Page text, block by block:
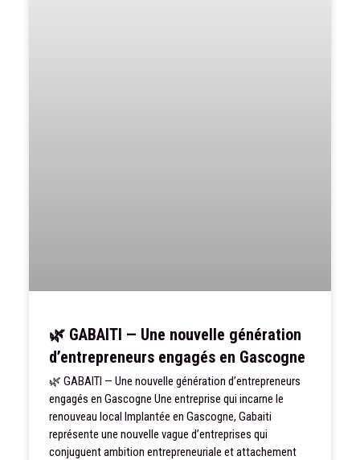
🌿 GABAITI — Une nouvelle génération
d’entrepreneurs engagés en Gascogne
🌿 GABAITI — Une nouvelle génération d’entrepreneurs
engagés en Gascogne Une entreprise qui incarne le
renouveau local Implantée en Gascogne, Gabaiti
représente une nouvelle vague d’entreprises qui
conjuguent ambition entrepreneuriale et attachement